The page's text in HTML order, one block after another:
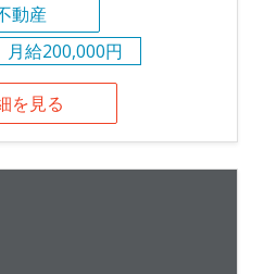
動産
月給200,000円
を見る